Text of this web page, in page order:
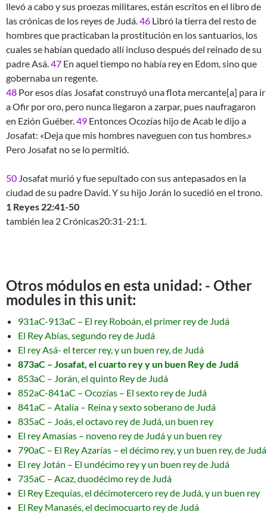
llevó a cabo y sus proezas militares, están escritos en el libro de
las crónicas de los reyes de Judá.46 Libró la tierra del resto de
hombres que practicaban la prostitución en los santuarios, los
cuales se habían quedado allí incluso después del reinado de su
padre Asá.47 En aquel tiempo no había rey en Edom, sino que
gobernaba un regente.
48 Por esos días Josafat construyó una flota mercante[a] para ir
a Ofir por oro, pero nunca llegaron a zarpar, pues naufragaron
en Ezión Guéber.49 Entonces Ocozías hijo de Acab le dijo a
Josafat: «Deja que mis hombres naveguen con tus hombres.»
Pero Josafat no se lo permitió.
50 Josafat murió y fue sepultado con sus antepasados en la
ciudad de su padre David. Y su hijo Jorán lo sucedió en el trono.
1 Reyes 22:41-50
también lea 2 Crónicas20:31-21:1.
Otros módulos en esta unidad: - Other
modules in this unit:
931aC-913aC – El rey Roboán, el primer rey de Judá
El Rey Abías, segundo rey de Judá
El rey Asá- el tercer rey, y un buen rey, de Judá
873aC – Josafat, el cuarto rey y un buen Rey de Judá
853aC – Jorán, el quinto Rey de Judá
852aC-841aC – Ocozías – El sexto rey de Judá
841aC – Atalía – Reina y sexto soberano de Judá
835aC – Joás, el octavo rey de Judá, un buen rey
El rey Amasías – noveno rey de Judá y un buen rey
790aC – El Rey Azarías – el décimo rey, y un buen rey, de Judá
El rey Jotán – El undécimo rey y un buen rey de Judá
735aC – Acaz, duodécimo rey de Judá
El Rey Ezequías, el décimotercero rey de Judá, y un buen rey
El Rey Manasés, el decimocuarto rey de Judá